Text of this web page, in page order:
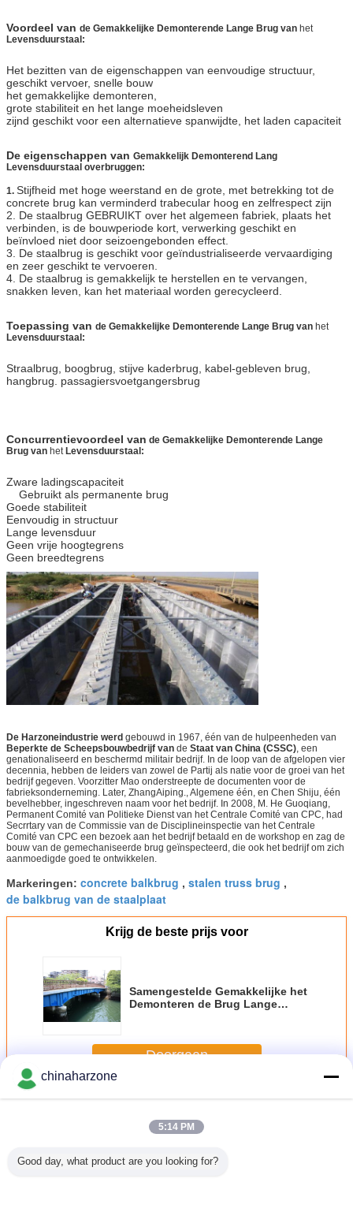
Voordeel van de Gemakkelijke Demonterende Lange Brug van het
Levensduurstaal:
Het bezitten van de eigenschappen van eenvoudige structuur,
geschikt vervoer, snelle bouw
het gemakkelijke demonteren,
grote stabiliteit en het lange moeheidsleven
zijnd geschikt voor een alternatieve spanwijdte, het laden capaciteit
De eigenschappen van Gemakkelijk Demonterend Lang
Levensduurstaal overbruggen:
1. Stijfheid met hoge weerstand en de grote, met betrekking tot de
concrete brug kan verminderd trabecular hoog en zelfrespect zijn
2. De staalbrug GEBRUIKT over het algemeen fabriek, plaats het
verbinden, is de bouwperiode kort, verwerking geschikt en
beïnvloed niet door seizoengebonden effect.
3. De staalbrug is geschikt voor geïndustrialiseerde vervaardiging
en zeer geschikt te vervoeren.
4. De staalbrug is gemakkelijk te herstellen en te vervangen,
snakken leven, kan het materiaal worden gerecycleerd.
Toepassing van de Gemakkelijke Demonterende Lange Brug van het
Levensduurstaal:
Straalbrug, boogbrug, stijve kaderbrug, kabel-gebleven brug,
hangbrug. passagiersvoetgangersbrug
Concurrentievoordeel van de Gemakkelijke Demonterende Lange
Brug van hetLevensduurstaal:
Zware ladingscapaciteit
Gebruikt als permanente brug
Goede stabiliteit
Eenvoudig in structuur
Lange levensduur
Geen vrije hoogtegrens
Geen breedtegrens
De Harzoneindustrie werd gebouwd in 1967, één van de hulpeenheden van
Beperkte de Scheepsbouwbedrijf van de Staat van China (CSSC), een
genationaliseerd en beschermd militair bedrijf. In de loop van de afgelopen vier
decennia, hebben de leiders van zowel de Partij als natie voor de groei van het
bedrijf gegeven. Voorzitter Mao onderstreepte de documenten voor de
fabrieksonderneming. Later, ZhangAiping., Algemene één, en Chen Shiju, één
bevelhebber, ingeschreven naam voor het bedrijf. In 2008, M. He Guoqiang,
Permanent Comité van Politieke Dienst van het Centrale Comité van CPC, had
Secrrtary van de Commissie van de Disciplineinspectie van het Centrale
Comité van CPC een bezoek aan het bedrijf betaald en de workshop en zag de
bouw van de gemechaniseerde brug geïnspecteerd, die ook het bedrijf om zich
aanmoedigde goed te ontwikkelen.
Markeringen: concrete balkbrug , stalen truss brug ,
de balkbrug van de staalplaat
Krijg de beste prijs voor
Samengestelde Gemakkelijke het
Demonteren de Brug Lange
Doorgaan
MeerDe Brug van de staalbalk
chinaharzone
5:14 PM
Good day, what product are you looking for?